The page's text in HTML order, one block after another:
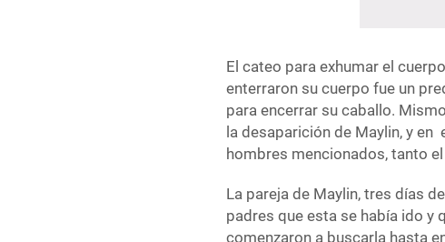
El cateo para exhumar el
enterraron su cuerpo fue un
para encerrar su caballo.
la desaparición de Maylin, y
hombres mencionados, tanto
La pareja de Maylin, tres días
padres que esta se había ido y
comenzaron a buscarla hasta